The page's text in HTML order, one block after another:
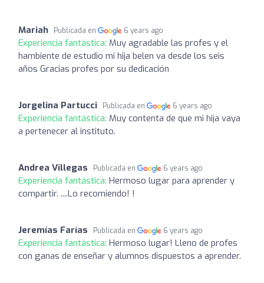
Mariah Publicada en 6 years ago
Experiencia fantástica: Muy agradable las profes y el
hambiente de estudio mi hija belen va desde los seis
años Gracias profes por su dedicación
Jorgelina Partucci Publicada en 6 years ago
Experiencia fantástica: Muy contenta de que mi hija vaya
a pertenecer al instituto.
Andrea Villegas Publicada en 6 years ago
Experiencia fantástica: Hermoso lugar para aprender y
compartir. ....Lo recomiendo! !
Jeremías Farías Publicada en 6 years ago
Experiencia fantástica: Hermoso lugar! Lleno de profes
con ganas de enseñar y alumnos dispuestos a aprender.